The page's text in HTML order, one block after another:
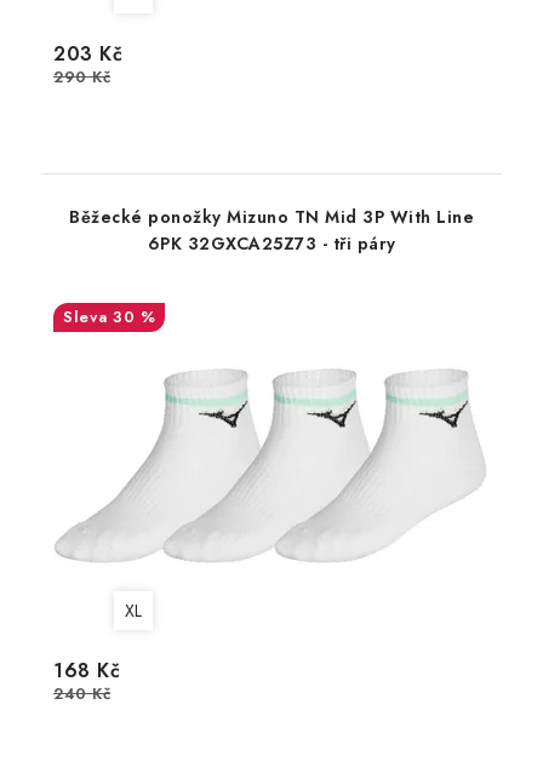
203 Kč
290 Kč
Běžecké ponožky Mizuno TN Mid 3P With Line
6PK 32GXCA25Z73 - tři páry
30 %
XL
168 Kč
240 Kč